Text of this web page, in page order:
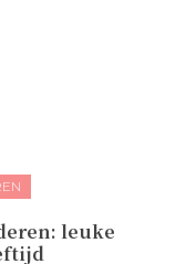
leuke